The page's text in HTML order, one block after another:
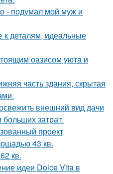
- подумал мой муж и
к деталям, идеальные
оазисом уюта и
часть здания, скрытая
внешний вид дачи
затрат.
проект
43 кв.
кв.
идеи Dolce Vita в